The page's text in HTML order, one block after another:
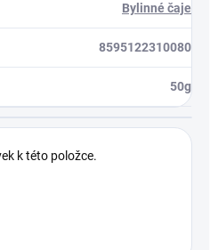
Bylinné čaje
8595122310080
50g
k této položce.